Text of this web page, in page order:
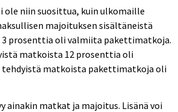
niin suosittua, kuin ulkomaille
majoituksen sisältäneistä
prosenttia oli valmiita pakettimatkoja.
matkoista 12 prosenttia oli
matkoista pakettimatkoja oli
ainakin matkat ja majoitus. Lisänä voi